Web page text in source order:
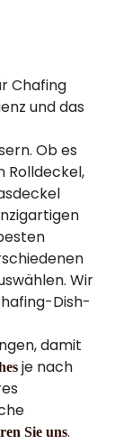
Chafing
und das
Ob es
Rolldeckel,
Wir
Dish-
damit
je nach
Sie uns.